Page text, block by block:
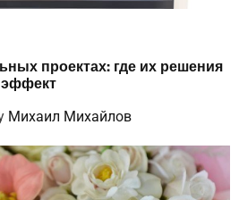
проектах: где их решения
эффект
Михаил Михайлов